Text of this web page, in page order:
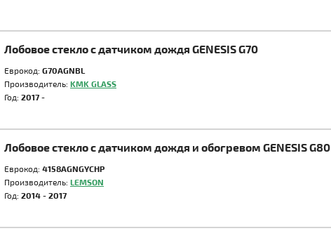
Лобовое стекло с датчиком дождя GENESIS G70
Еврокод: G70AGNBL
Производитель: KMK GLASS
Год: 2017 -
Лобовое стекло с датчиком дождя и обогревом GENESIS G80
Еврокод: 4158AGNGYCHP
Производитель: LEMSON
Год: 2014 - 2017